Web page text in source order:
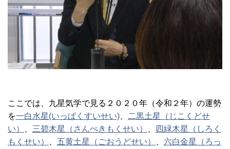
ここでは、九星気学で見る２０２０年（令和２年）の運勢
を一白水星(いっぱくすいせい)
二黒土星（じこくどせ
い）
三碧木星（さんぺきもくせい）
四緑木星（しろく
もくせい）
五黄土星（ごおうどせい）
六白金星（ろっ